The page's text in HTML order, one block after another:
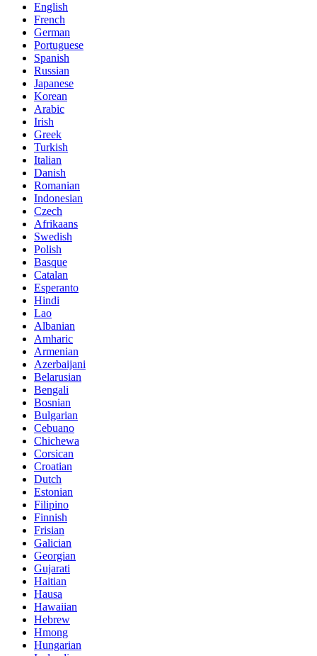
English
French
German
Portuguese
Spanish
Russian
Japanese
Korean
Arabic
Irish
Greek
Turkish
Italian
Danish
Romanian
Indonesian
Czech
Afrikaans
Swedish
Polish
Basque
Catalan
Esperanto
Hindi
Lao
Albanian
Amharic
Armenian
Azerbaijani
Belarusian
Bengali
Bosnian
Bulgarian
Cebuano
Chichewa
Corsican
Croatian
Dutch
Estonian
Filipino
Finnish
Frisian
Galician
Georgian
Gujarati
Haitian
Hausa
Hawaiian
Hebrew
Hmong
Hungarian